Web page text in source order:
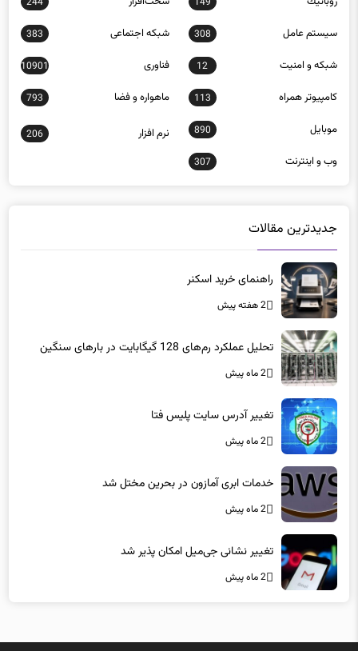
سيستم عامل 308 شبكه اجتماعی 383
شبكه و امنيت 12 فناوری 10901
كامپيوتر همراه 113 ماهواره و فضا 793
موبايل 890
206
وب و اينترنت 307
راهنمای خرید اسکنر
2 هفته پیش
2 ماه پیش
2 ماه پیش
2 ماه پیش
2 ماه پیش
میزبانی درهاست لاراولفاماسرور